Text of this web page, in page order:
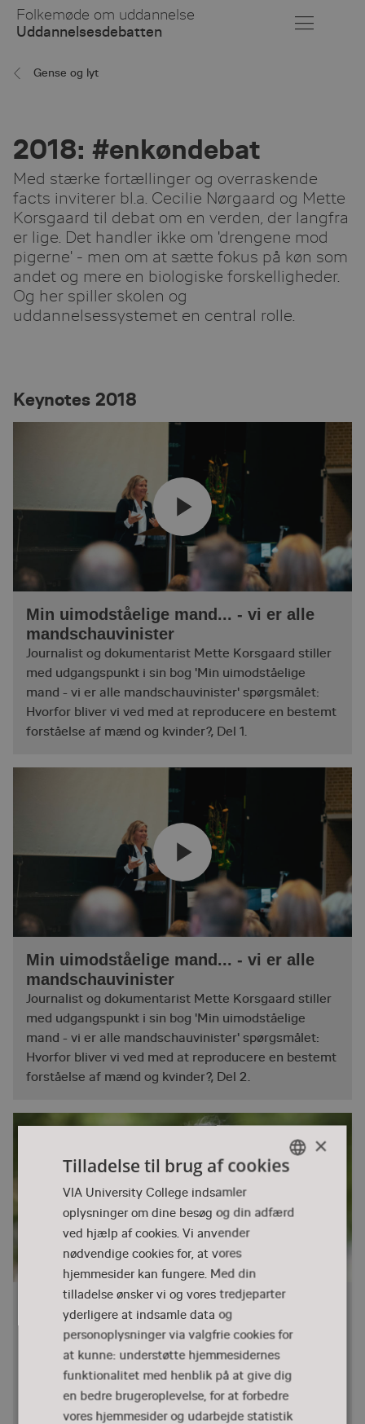
Skip
Main
Folkemøde om uddannelse
Uddannelsesdebatten
Gense og lyt
2018: #enkøndebat
Med stærke fortællinger og overraskende
facts inviterer bl.a. Cecilie Nørgaard og Mette
Korsgaard til debat om en verden, der langfra
er lige. Det handler ikke om 'drengene mod
pigerne' - men om at sætte fokus på køn som
andet og mere en biologiske forskelligheder.
Og her spiller skolen og
uddannelsessystemet en central rolle.
Keynotes 2018
Min uimodståelige mand... - vi er alle
mandschauvinister
Journalist og dokumentarist Mette Korsgaard stiller
med udgangspunkt i sin bog 'Min uimodståelige
mand - vi er alle mandschauvinister' spørgsmålet:
Hvorfor bliver vi ved med at reproducere en bestemt
forståelse af mænd og kvinder?, Del 1.
Min uimodståelige mand... - vi er alle
mandschauvinister
Journalist og dokumentarist Mette Korsgaard stiller
med udgangspunkt i sin bog 'Min uimodståelige
mand - vi er alle mandschauvinister' spørgsmålet:
Hvorfor bliver vi ved med at reproducere en bestemt
forståelse af mænd og kvinder?, Del 2.
Drengene efter pigerne? Et
historisk perspektiv på køn og
uddannelse
Ning de Coninck-Schmidt, professor og skoleforsker,
AU folder kønsperspektivet i skolen ud i et historisk
perspektiv. 1. del.
DANISH
×
Tilladelse til brug af cookies
VIA University College indsamler
oplysninger om dine besøg og din adfærd
ved hjælp af cookies. Vi anvender
nødvendige cookies for, at vores
hjemmesider kan fungere. Med din
tilladelse ønsker vi og vores tredjeparter
yderligere at indsamle data og
personoplysninger via valgfrie cookies for
at kunne: understøtte hjemmesidernes
funktionalitet med henblik på at give dig
en bedre brugeroplevelse, for at forbedre
vores hjemmesider og udarbejde statistik